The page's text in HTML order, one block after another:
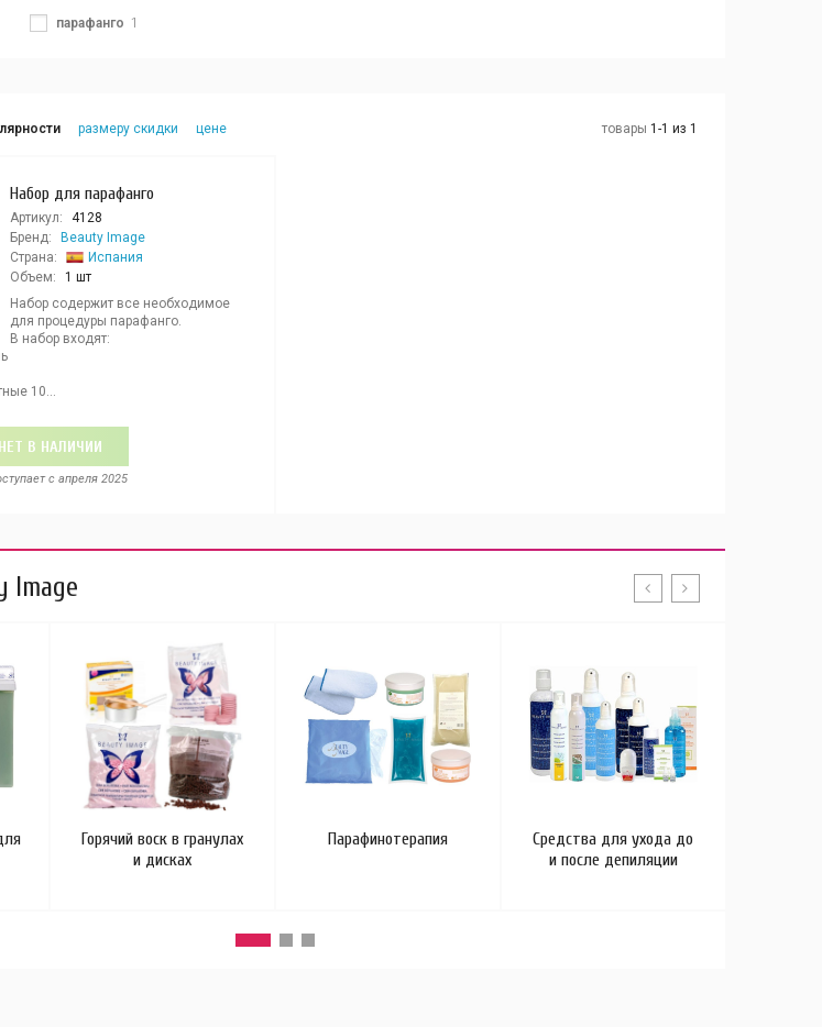
парафанго 1
размеру скидки цене товары 1-1 из 1
Набор для парафанго
Артикул:
4128
Бренд:
Beauty Image
Страна:
Испания
Объем:
1 шт
Набор содержит все необходимое
для процедуры парафанго.
В набор входят:
10...
НЕТ В НАЛИЧИИ
c апреля 2025
Image
Горячий воск в гранулах
и дисках
Парафинотерапия
Средства для ухода до
и после депиляции